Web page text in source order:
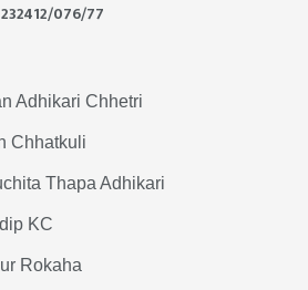
076/77
Adhikari Chhetri
Chhatkuli
Thapa Adhikari
KC
Rokaha